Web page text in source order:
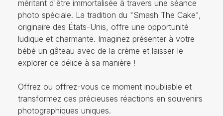
méritant d'être immortalisée à travers une séance
photo spéciale. La tradition du "Smash The Cake",
originaire des États-Unis, offre une opportunité
ludique et charmante. Imaginez présenter à votre
bébé un gâteau avec de la crème et laisser-le
explorer ce délice à sa manière !
Offrez ou offrez-vous ce moment inoubliable et
transformez ces précieuses réactions en souvenirs
photographiques uniques.